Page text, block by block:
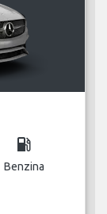
local_gas_station
Benzina